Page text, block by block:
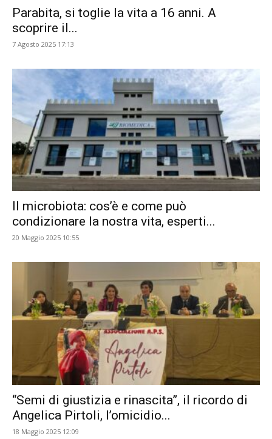
Parabita, si toglie la vita a 16 anni. A
scoprire il...
7 Agosto 2025 17:13
Il microbiota: cos’è e come può
condizionare la nostra vita, esperti...
20 Maggio 2025 10:55
“Semi di giustizia e rinascita”, il ricordo di
Angelica Pirtoli, l’omicidio...
18 Maggio 2025 12:09